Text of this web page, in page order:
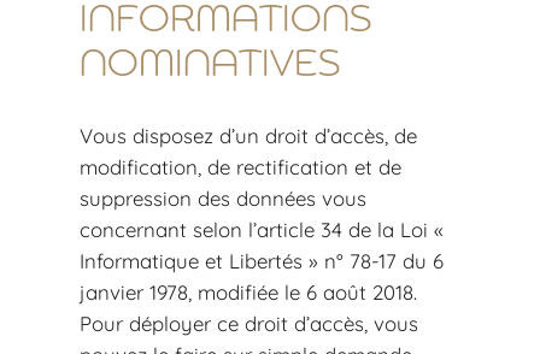
INFORMATIONS
NOMINATIVES
Vous disposez d’un droit d’accès, de
modification, de rectification et de
suppression des données vous
concernant selon l’article 34 de la Loi «
Informatique et Libertés » n° 78-17 du 6
janvier 1978, modifiée le 6 août 2018.
Pour déployer ce droit d’accès, vous